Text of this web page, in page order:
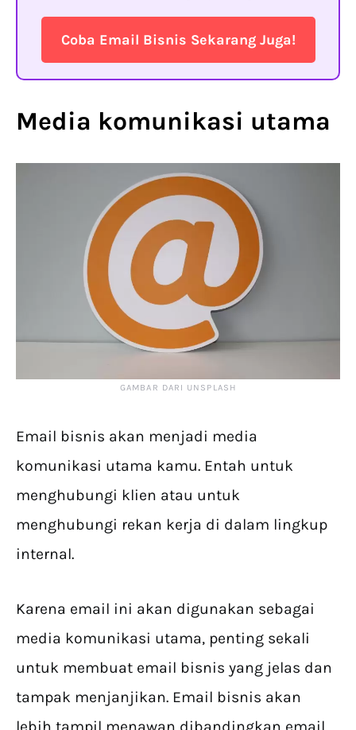
Coba Email Bisnis Sekarang Juga!
Media komunikasi utama
GAMBAR DARI UNSPLASH
Email bisnis akan menjadi media
komunikasi utama kamu. Entah untuk
menghubungi klien atau untuk
menghubungi rekan kerja di dalam lingkup
internal.
Karena email ini akan digunakan sebagai
media komunikasi utama, penting sekali
untuk membuat email bisnis yang jelas dan
tampak menjanjikan. Email bisnis akan